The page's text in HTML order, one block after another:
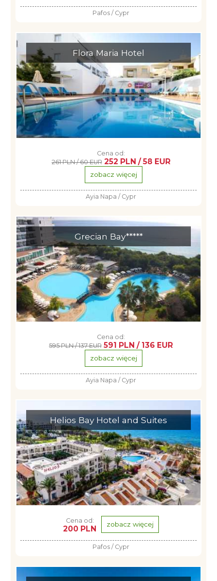
Pafos / Cypr
Flora Maria Hotel
Cena od:
261 PLN / 60 EUR 252 PLN / 58 EUR
zobacz więcej
Ayia Napa / Cypr
Grecian Bay*****
Cena od:
595 PLN / 137 EUR 591 PLN / 136 EUR
zobacz więcej
Ayia Napa / Cypr
Helios Bay Hotel and Suites
Cena od:
200 PLN zobacz więcej
Pafos / Cypr